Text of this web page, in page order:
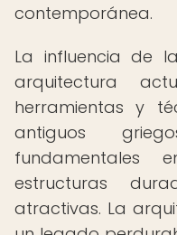
contemporánea.
La influencia de
arquitectura
herramientas y
antiguos
fundamentales
estructuras
atractivas. La